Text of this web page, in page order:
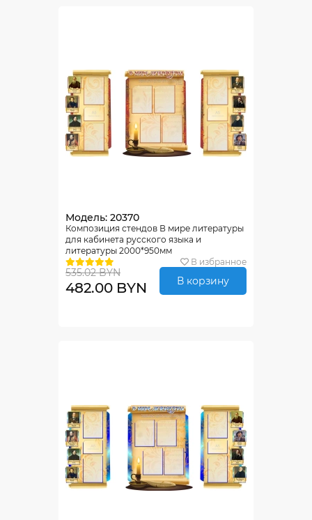
Модель: 20370
Композиция стендов В мире литературы
для кабинета русского языка и
литературы 2000*950мм
В избранное
535.02 BYN
482.00 BYN В корзину